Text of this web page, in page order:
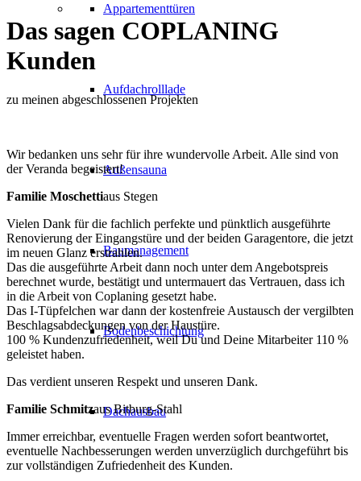
Appartementtüren
Aufdachrolllade
Außensauna
Baumanagement
Bodenbeschichtung
Dachausbau
Das sagen COPLANING
Kunden
zu meinen abgeschlossenen Projekten
Wir bedanken uns sehr für ihre wundervolle Arbeit. Alle sind von
der Veranda begeistert!
Familie Moschettiaus Stegen
Vielen Dank für die fachlich perfekte und pünktlich ausgeführte
Renovierung der Eingangstüre und der beiden Garagentore, die jetzt
im neuen Glanz erstrahlen.
Das die ausgeführte Arbeit dann noch unter dem Angebotspreis
berechnet wurde, bestätigt und untermauert das Vertrauen, dass ich
in die Arbeit von Coplaning gesetzt habe.
Das I-Tüpfelchen war dann der kostenfreie Austausch der vergilbten
Beschlagsabdeckungen von der Haustüre.
100 % Kundenzufriedenheit, weil Du und Deine Mitarbeiter 110 %
geleistet haben.
Das verdient unseren Respekt und unseren Dank.
Familie Schmitzaus Bitburg-Stahl
Immer erreichbar, eventuelle Fragen werden sofort beantwortet,
eventuelle Nachbesserungen werden unverzüglich durchgeführt bis
zur vollständigen Zufriedenheit des Kunden.